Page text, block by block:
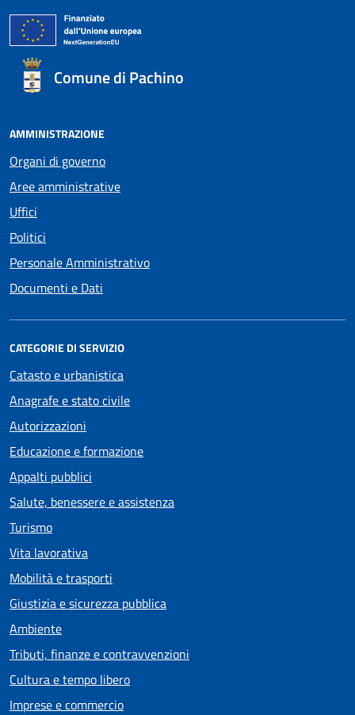
Comune di Pachino
AMMINISTRAZIONE
Organi di governo
Aree amministrative
Uffici
Politici
Personale Amministrativo
Documenti e Dati
CATEGORIE DI SERVIZIO
Catasto e urbanistica
Anagrafe e stato civile
Autorizzazioni
Educazione e formazione
Appalti pubblici
Salute, benessere e assistenza
Turismo
Vita lavorativa
Mobilità e trasporti
Giustizia e sicurezza pubblica
Ambiente
Tributi, finanze e contravvenzioni
Cultura e tempo libero
Imprese e commercio